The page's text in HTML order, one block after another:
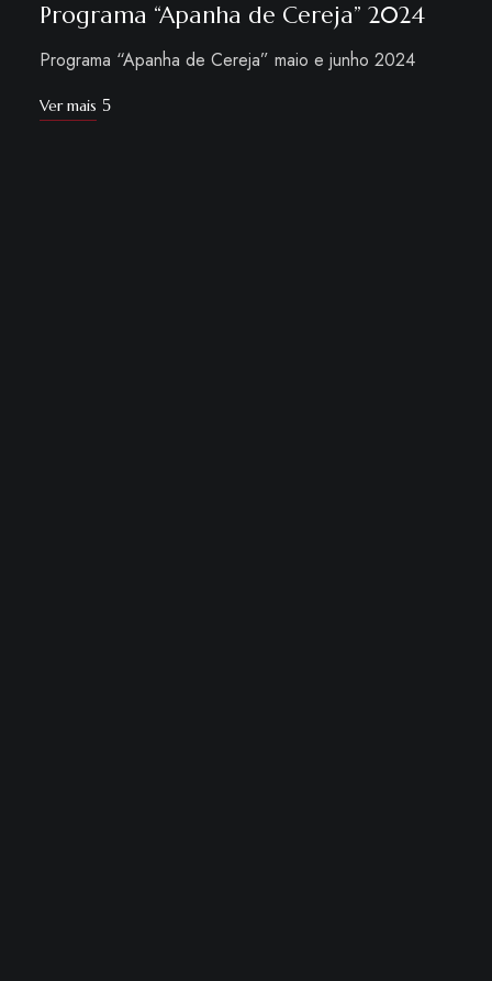
Programa “Apanha de Cereja” 2024
Programa “Apanha de Cereja” maio e junho 2024
Ver mais